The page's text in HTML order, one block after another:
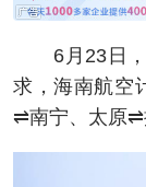
生活 演
展会 走读
6月23日，
求，海南航空
⇌南宁、太原⇌